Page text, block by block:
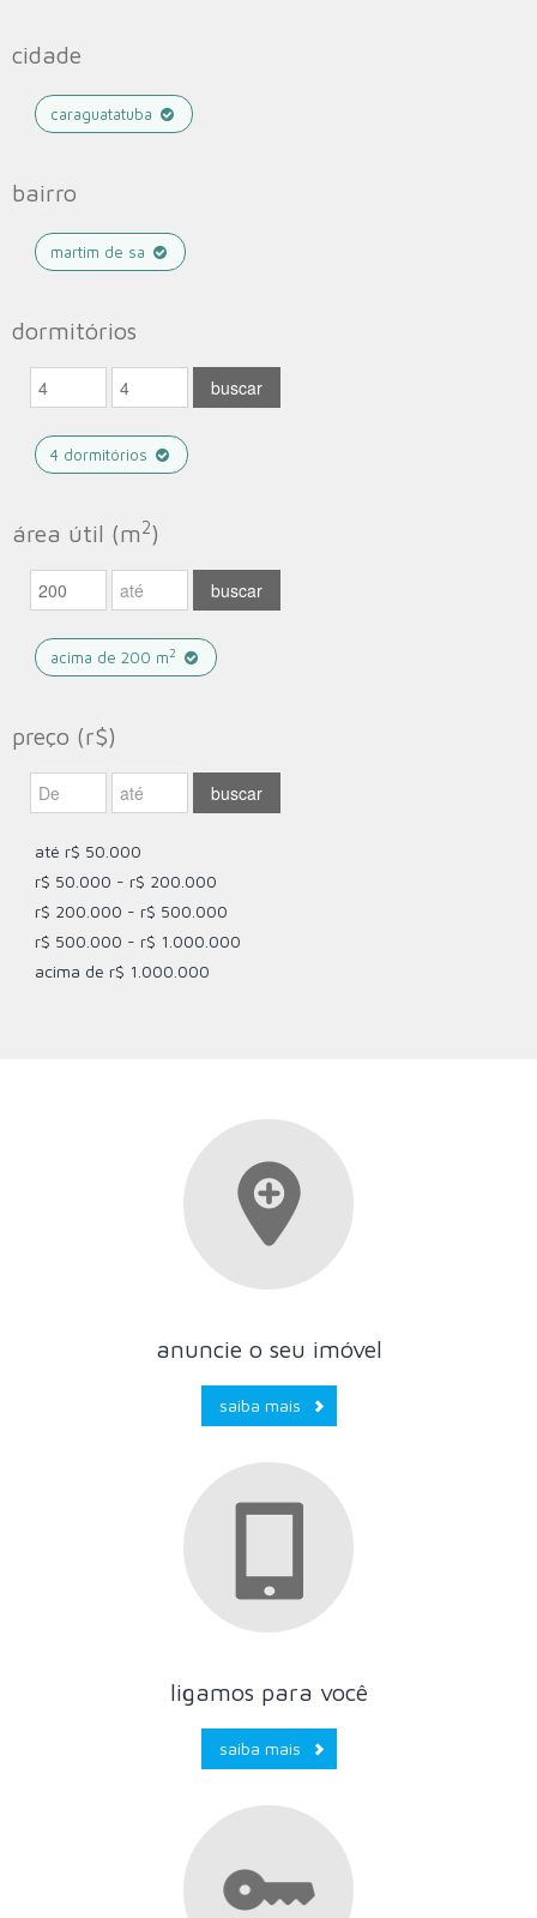
cidade
caraguatatuba
bairro
martim de sa
dormitórios
4 dormitórios
área útil (m2)
acima de 200 m2
preço (r$)
até r$ 50.000
r$ 50.000 - r$ 200.000
r$ 200.000 - r$ 500.000
r$ 500.000 - r$ 1.000.000
acima de r$ 1.000.000
anuncie o seu imóvel
saiba mais
ligamos para você
saiba mais